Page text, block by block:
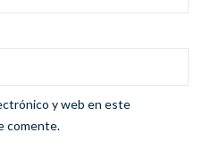
y web en este
comente.